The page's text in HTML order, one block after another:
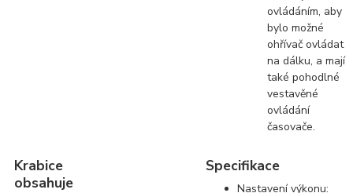
ovládáním, aby
bylo možné
ohřívač ovládat
na dálku, a mají
také pohodlné
vestavěné
ovládání
časovače.
Krabice
obsahuje
Specifikace
Nastavení výkonu: